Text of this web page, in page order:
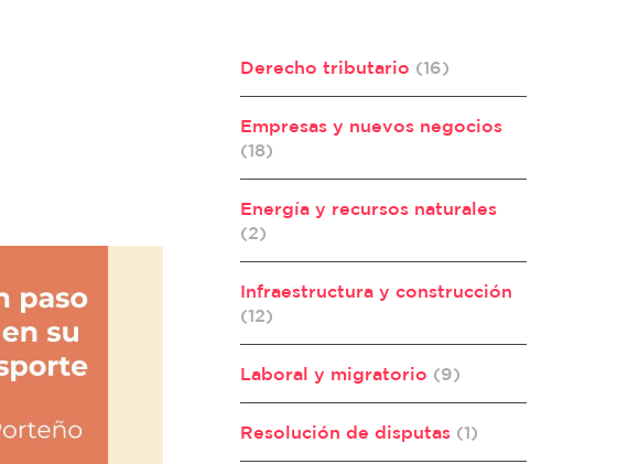
Derecho tributario (16)
Empresas y nuevos negocios
(18)
Energía y recursos naturales
(2)
Infraestructura y construcción
(12)
Laboral y migratorio (9)
Resolución de disputas (1)